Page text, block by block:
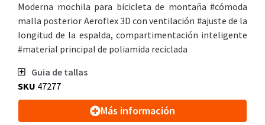
Moderna mochila para bicicleta de montaña #cómoda
malla posterior Aeroflex 3D con ventilación #ajuste de la
longitud de la espalda, compartimentación inteligente
#material principal de poliamida reciclada
Guia de tallas
SKU 47277
Más información